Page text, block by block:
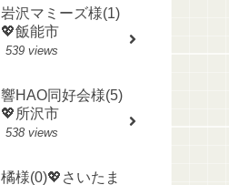
岩沢マミーズ様(1)
💖飯能市
539 views
響HAO同好会様(5)
💖所沢市
538 views
橘様(0)💖さいたま